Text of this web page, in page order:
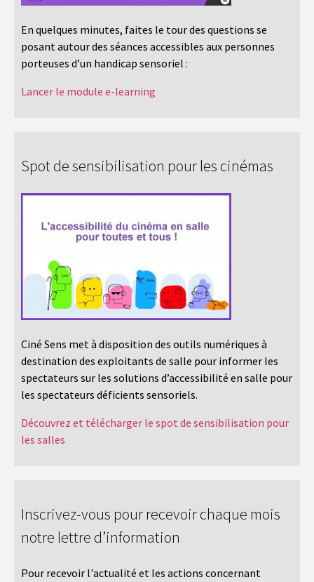
En quelques minutes, faites le tour des questions se
posant autour des séances accessibles aux personnes
porteuses d’un handicap sensoriel :
Lancer le module e-learning
Spot de sensibilisation pour les cinémas
Ciné Sens met à disposition des outils numériques à
destination des exploitants de salle pour informer les
spectateurs sur les solutions d’accessibilité en salle pour
les spectateurs déficients sensoriels.
Découvrez et télécharger le spot de sensibilisation pour
les salles
Inscrivez-vous pour recevoir chaque mois
notre lettre d’information
Pour recevoir l'actualité et les actions concernant